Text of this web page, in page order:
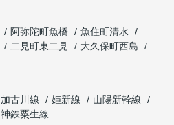
阿弥陀町魚橋
魚住町清水
二見町東二見
大久保町西島
加古川線 姫新線
山陽新幹線
神鉄粟生線